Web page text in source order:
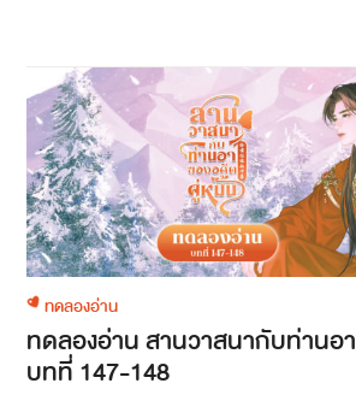
ทดลองอ่าน
ทดลองอ่าน สานวาสนากับท่านอ
บทที่ 147-148